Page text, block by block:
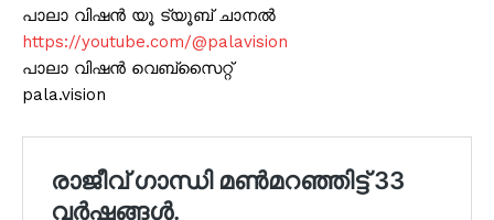
പാലാ വിഷൻ യൂ ട്യൂബ് ചാനൽ
https://youtube.com/@palavision
പാലാ വിഷൻ വെബ്സൈറ്റ്
pala.vision